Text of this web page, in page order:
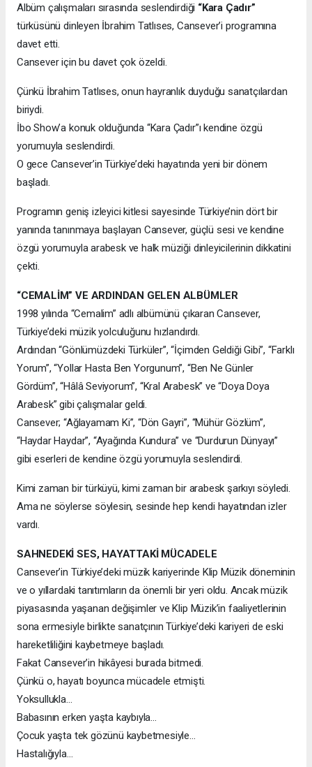
Albüm çalışmaları sırasında seslendirdiği “Kara Çadır”
türküsünü dinleyen İbrahim Tatlıses, Cansever’i programına
davet etti.
Cansever için bu davet çok özeldi.
Çünkü İbrahim Tatlıses, onun hayranlık duyduğu sanatçılardan
biriydi.
İbo Show’a konuk olduğunda “Kara Çadır”ı kendine özgü
yorumuyla seslendirdi.
O gece Cansever’in Türkiye’deki hayatında yeni bir dönem
başladı.
Programın geniş izleyici kitlesi sayesinde Türkiye’nin dört bir
yanında tanınmaya başlayan Cansever, güçlü sesi ve kendine
özgü yorumuyla arabesk ve halk müziği dinleyicilerinin dikkatini
çekti.
“CEMALİM” VE ARDINDAN GELEN ALBÜMLER
1998 yılında “Cemalim” adlı albümünü çıkaran Cansever,
Türkiye’deki müzik yolculuğunu hızlandırdı.
Ardından “Gönlümüzdeki Türküler”, “İçimden Geldiği Gibi”, “Farklı
Yorum”, “Yollar Hasta Ben Yorgunum”, “Ben Ne Günler
Gördüm”, “Hâlâ Seviyorum”, “Kral Arabesk” ve “Doya Doya
Arabesk” gibi çalışmalar geldi.
Cansever; “Ağlayamam Ki”, “Dön Gayri”, “Mühür Gözlüm”,
“Haydar Haydar”, “Ayağında Kundura” ve “Durdurun Dünyayı”
gibi eserleri de kendine özgü yorumuyla seslendirdi.
Kimi zaman bir türküyü, kimi zaman bir arabesk şarkıyı söyledi.
Ama ne söylerse söylesin, sesinde hep kendi hayatından izler
vardı.
SAHNEDEKİ SES, HAYATTAKİ MÜCADELE
Cansever’in Türkiye’deki müzik kariyerinde Klip Müzik döneminin
ve o yıllardaki tanıtımların da önemli bir yeri oldu. Ancak müzik
piyasasında yaşanan değişimler ve Klip Müzik’in faaliyetlerinin
sona ermesiyle birlikte sanatçının Türkiye’deki kariyeri de eski
hareketliliğini kaybetmeye başladı.
Fakat Cansever’in hikâyesi burada bitmedi.
Çünkü o, hayatı boyunca mücadele etmişti.
Yoksullukla…
Babasının erken yaşta kaybıyla…
Çocuk yaşta tek gözünü kaybetmesiyle…
Hastalığıyla…